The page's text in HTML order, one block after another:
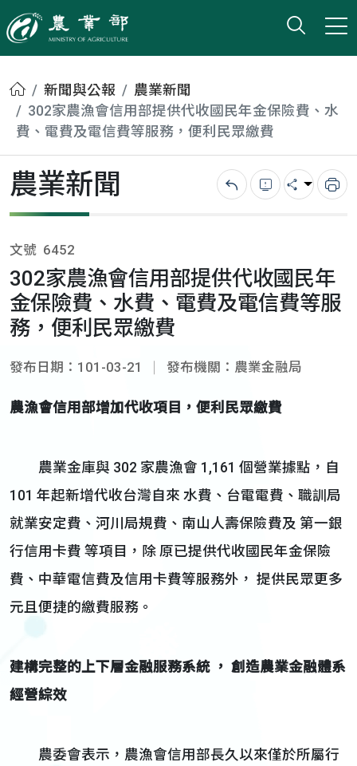
農業部
打開
小版
首頁新聞與公報
農業新聞
302家農漁會信用部提供代收國民年金保險費、水
費、電費及電信費等服務，便利民眾繳費
農業新聞 回上一頁錯誤回報
分享 列
文號 6452
302家農漁會信用部提供代收國民年
金保險費、水費、電費及電信費等服
務，便利民眾繳費
發布日期：101-03-21 發布機關：農業金融局
農漁會信用部增加代收項目，便利民眾繳費
農業金庫與 302 家農漁會 1,161 個營業據點，自
101 年起新增代收台灣自來 水費、台電電費、職訓局
就業安定費、河川局規費、南山人壽保險費及 第一銀
行信用卡費 等項目，除 原已提供代收國民年金保險
費、中華電信費及信用卡費等服務外， 提供民眾更多
元且便捷的繳費服務。
建構完整的上下層金融服務系統 ， 創造農業金融體系
經營綜效
農委會表示，農漁會信用部長久以來僅於所屬行